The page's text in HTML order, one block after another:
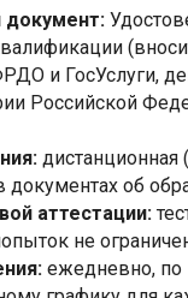
и ГосУслуги,
Российской
дистанционная
документах об
аттестации:
не
ежедневно, по